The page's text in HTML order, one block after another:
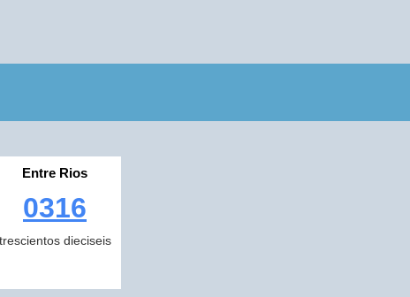
Entre Rios
0316
trescientos dieciseis